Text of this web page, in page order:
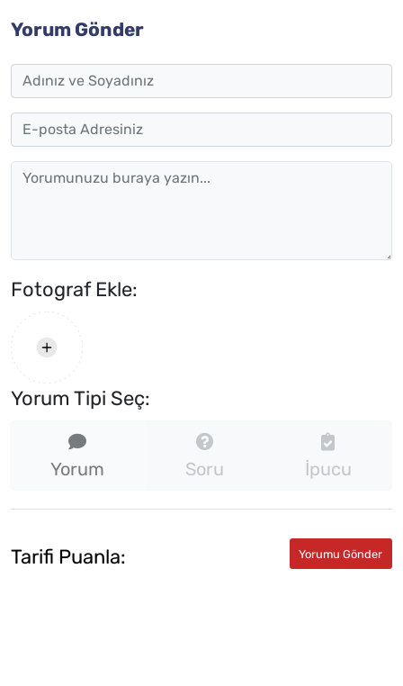
Yorum Gönder
Fotograf Ekle:
Yorum Tipi Seç:
Yorum Soru İpucu
Tarifi Puanla: